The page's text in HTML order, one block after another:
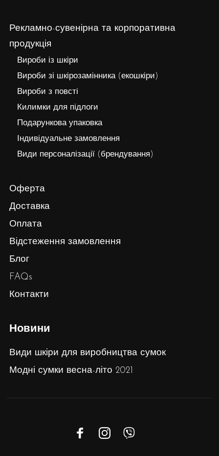
Рекламно-сувенірна та корпоративна
продукція
Вироби із шкіри
Вироби зі шкірозамінника (екошкіри)
Вироби з повсті
Килимки для підлоги
Подарункова упаковка
Індивідуальне замовлення
Види персоналізації (брендування)
Оферта
Доставка
Оплата
Відстеження замовлення
Блог
FAQs
Контакти
Новини
Види шкіри для виробництва сумок
Модні сумки весна-літо 2021